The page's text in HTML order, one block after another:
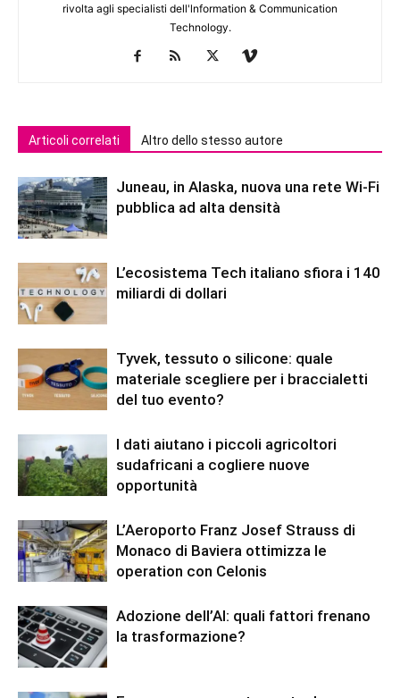
rivolta agli specialisti dell'lnformation & Communication
Technology.
Articoli correlati Altro dello stesso autore
Juneau, in Alaska, nuova una rete Wi-Fi
pubblica ad alta densità
L’ecosistema Tech italiano sfiora i 140
miliardi di dollari
Tyvek, tessuto o silicone: quale
materiale scegliere per i braccialetti
del tuo evento?
I dati aiutano i piccoli agricoltori
sudafricani a cogliere nuove
opportunità
L’Aeroporto Franz Josef Strauss di
Monaco di Baviera ottimizza le
operation con Celonis
Adozione dell’AI: quali fattori frenano
la trasformazione?